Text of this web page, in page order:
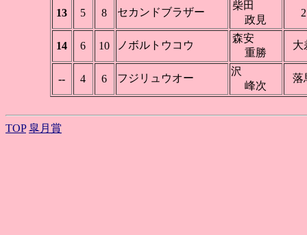
13 5 8 セカンドブラザー
柴田
政見
2
14 6 10 ノボルトウコウ
森安
重勝
大
-- 4 6 フジリュウオー
沢
峰次
落
TOP 皐月賞